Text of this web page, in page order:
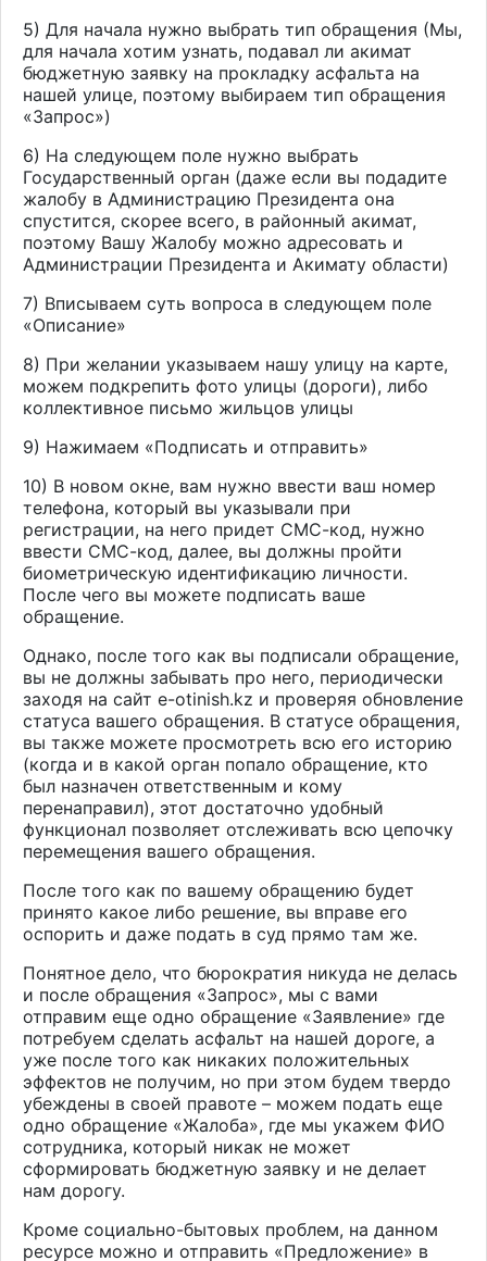
5) Для начала нужно выбрать тип обращения (Мы,
для начала хотим узнать, подавал ли акимат
бюджетную заявку на прокладку асфальта на
нашей улице, поэтому выбираем тип обращения
«Запрос»)
6) На следующем поле нужно выбрать
Государственный орган (даже если вы подадите
жалобу в Администрацию Президента она
спустится, скорее всего, в районный акимат,
поэтому Вашу Жалобу можно адресовать и
Администрации Президента и Акимату области)
7) Вписываем суть вопроса в следующем поле
«Описание»
8) При желании указываем нашу улицу на карте,
можем подкрепить фото улицы (дороги), либо
коллективное письмо жильцов улицы
9) Нажимаем «Подписать и отправить»
10) В новом окне, вам нужно ввести ваш номер
телефона, который вы указывали при
регистрации, на него придет СМС-код, нужно
ввести СМС-код, далее, вы должны пройти
биометрическую идентификацию личности.
После чего вы можете подписать ваше
обращение.
Однако, после того как вы подписали обращение,
вы не должны забывать про него, периодически
заходя на сайт e-otinish.kz и проверяя обновление
статуса вашего обращения. В статусе обращения,
вы также можете просмотреть всю его историю
(когда и в какой орган попало обращение, кто
был назначен ответственным и кому
перенаправил), этот достаточно удобный
функционал позволяет отслеживать всю цепочку
перемещения вашего обращения.
После того как по вашему обращению будет
принято какое либо решение, вы вправе его
оспорить и даже подать в суд прямо там же.
Понятное дело, что бюрократия никуда не делась
и после обращения «Запрос», мы с вами
отправим еще одно обращение «Заявление» где
потребуем сделать асфальт на нашей дороге, а
уже после того как никаких положительных
эффектов не получим, но при этом будем твердо
убеждены в своей правоте – можем подать еще
одно обращение «Жалоба», где мы укажем ФИО
сотрудника, который никак не может
сформировать бюджетную заявку и не делает
нам дорогу.
Кроме социально-бытовых проблем, на данном
ресурсе можно и отправить «Предложение» в